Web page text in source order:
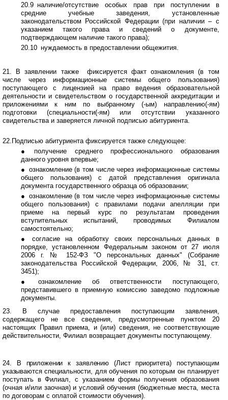
20.9 наличие/отсутствие особых прав при поступлении в
средние учебные заведения, установленные
законодательством Российской Федерации (при наличии – с
указанием такого права и сведений о документе,
подтверждающем наличие такого права);
20.10 нуждаемость в предоставлении общежития.
21. В заявлении также
фиксируется факт ознакомления (в том
числе через информационные системы общего пользования)
поступающего с лицензией на право ведения образовательной
деятельности и свидетельством о государственной аккредитации и
приложениями к ним по выбранному (-ым) направлению(-ям)
подготовки (специальности(-ям) или отсутствии указанного
свидетельства и заверяется личной подписью абитуриента.
22.Подписью абитуриента фиксируется также следующее:
●
иполучение среднего профессионального образования
данного уровня впервые;
● ознакомление (в том числе через информационные системы
общего пользования) с датой представления оригинала
документа государственного образца об образовании;
● ознакомление (в том числе через информационные системы
общего пользования) с правилами подачи апелляции при
приеме на первый курс по результатам проведения
вступительных испытаний, проводимых Филиалом
самостоятельно;
●
согласие на обработку своих персональных данных в
порядке, установленном Федеральным законом от 27 июля
2006 г. № 152-ФЗ "О персональных данных" (Собрание
законодательства Российской Федерации, 2006, № 31, ст.
3451);
●
ознакомление об ответственности поступающего,
представившего в приемную комиссию заведомо подложные
документы.
23. В случае предоставления поступающим заявления,
содержащего не все сведения, предусмотренные пунктом 20
настоящих Правил приема, и (или) сведения, не соответствующие
действительности, Филиал возвращает документы поступающему.
24. В
приложении к заявлению (Лист приоритета) поступающим
указываются специальности, для обучения по которым он планирует
поступать в Филиал, с указанием формы получения образования
(очная и/или заочная) и условий обучения (бюджетные места, места
по договорам с оплатой стоимости обучения).